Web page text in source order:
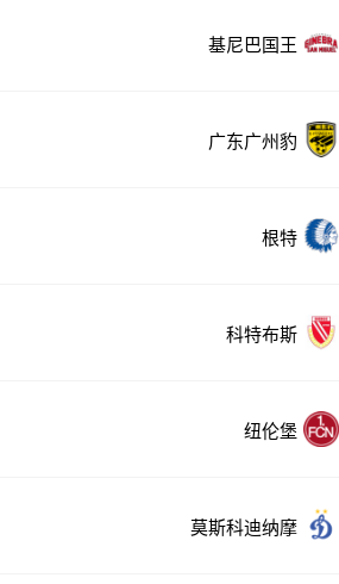
基尼巴国王
广东广州豹
根特
科特布斯
纽伦堡
莫斯科迪纳摩